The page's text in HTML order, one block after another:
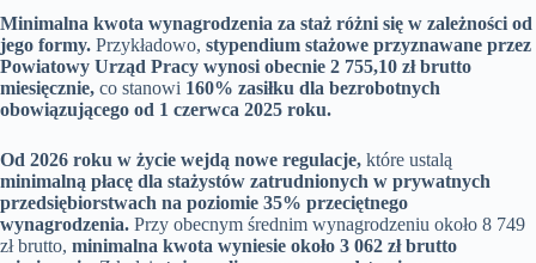
Minimalna kwota wynagrodzenia za staż różni się w zależności od
jego formy. Przykładowo, stypendium stażowe przyznawane przez
Powiatowy Urząd Pracy wynosi obecnie 2 755,10 zł brutto
miesięcznie, co stanowi 160% zasiłku dla bezrobotnych
obowiązującego od 1 czerwca 2025 roku.
Od 2026 roku w życie wejdą nowe regulacje, które ustalą
minimalną płacę dla stażystów zatrudnionych w prywatnych
przedsiębiorstwach na poziomie 35% przeciętnego
wynagrodzenia. Przy obecnym średnim wynagrodzeniu około 8 749
zł brutto, minimalna kwota wyniesie około 3 062 zł brutto